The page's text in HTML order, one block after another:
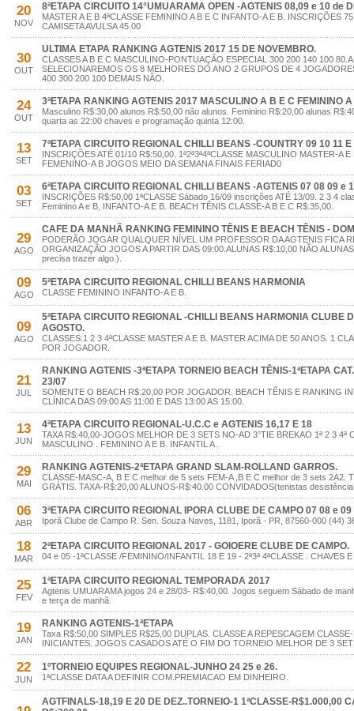
20
NOV
8ªETAPA CIRCUITO 14°UMUARAMA OPEN -AGTENIS 08,09 e 10 de
MASTER A E B 4ªCLASSE FEMININO A B E C INFANTO-A E B. INSCRIÇÕES
CAMISETA AVULSA 45.00
30
OUT
ULTIMA ETAPA RANKING AGTENIS 2017 15 DE NOVEMBRO.
CLASSES A B E C MASCULINO-PONTUAÇÃO ESPECIAL 300 200 140 100
SELECIONAREMOS OS 8 MELHORES DO ANO 2 GRUPOS DE 4
400 300 200 100 DEMAIS NÃO.
24
OUT
3ªETAPA RANKING AGTENIS 2017 MASCULINO A B E C FEMININO
Masculino R$:30,00 alunos R$:50,00 não alunos. Feminino R$:20,00 alunas
quarta as 22:00 chaves e programação quinta 12:00.
13
SET
7ªETAPA CIRCUITO REGIONAL CHILLI BEANS -COUNTRY 09 10 11 E
INSCRIÇÕES ATÉ 01/10 R$:50,00. 1ª2ª3ª4ªCLASSE MASCULINO MASTER-A
FEMENINO-A B JOGOS MEIO DA SEMANA FINAIS FERIAD0
03
SET
6ªETAPA CIRCUITO REGIONAL CHILLI BEANS -AGTENIS 07 08 09 e
INSCRIÇÕES R$:50,00 1ªCLASSE Sábado 16/09 inscrições ATÉ 13/09. 2 3 4
Feminino A e B, INFANTO-A E B. BEACH TÊNIS CLASSE-A B E C R$:35,00.
29
AGO
CAFE DA MANHÃ RANKING FEMININO TÊNIS E BEACH TÊNIS -
PODERÃO JOGAR QUALQUER NÍVEL UM PROFESSOR DA AGTENIS FICA
ORGANIZAÇÃO JOGOS A PARTIR DAS 09:00.ALUNAS R$:10,00 NÃO
precisa trazer algo.).
09
AGO
5ªETAPA CIRCUITO REGIONAL CHILLI BEANS HARMONIA
CLASSE FEMININO INFANTO-A E B.
09
AGO
5ªETAPA CIRCUITO REGIONAL -CHILLI BEANS HARMONIA CLUBE
AGOSTO.
CLASSES:1 2 3 4ªCLASSE MASTER A E B. MASTER ACIMA DE 50 ANOS. 1
POR JOGADOR.
21
JUL
RANKING AGTENIS -3ªETAPA TORNEIO BEACH TÊNIS-1ªETAPA
23/07
SOMENTE O BEACH R$:20,00 POR JOGADOR. BEACH TÊNIS E RANKING
CLÍNICA DAS 09:00 AS 11:00 E DAS 13:00 AS 15:00.
13
JUN
4ªETAPA CIRCUITO REGIONAL-U.C.C e AGTENIS 16,17 E 18
TAXA R$:40,00-JOGOS MELHOR DE 3 SETS NO-AD 3°TIE BREKAO 1ª 2 3 4ª
MASCULINO . FEMININO A E B. INFANTIL A .
29
MAI
RANKING AGTENIS-2ªETAPA GRAND SLAM-ROLLAND GARROS.
CLASSE-MASC-A, B E C melhor de 5 sets FEM-A ,B E C melhor de 3 sets 2A2.
GRÁTIS. TAXA-R$:20,00 ALUNOS-R$:40.00 CONVIDADOS(tenistas
06
ABR
3ªETAPA CIRCUITO REGIONAL IPORA CLUBE DE CAMPO 07 08 e
Iporã Clube de Campo R. Sen. Souza Naves, 1181, Iporã - PR, 87560-000 (44)
18
MAR
2ªETAPA CIRCUITO REGIONAL 2017 - GOIOERE CLUBE DE CAMPO.
04 e 05 -1ªCLASSE /FEMININO/INFANTIL 18 E 19 - 2ª3ª 4ªCLASSE . CHAVES
25
FEV
1ªETAPA CIRCUITO REGIONAL TEMPORADA 2017
Agtenis UMUARAMA jogos 24 e 28/03- R$:40,00. Jogos seguem Sábado de
e terça de manhã.
19
JAN
RANKING AGTENIS-1ªETAPA
Taxa R$:50,00 SIMPLES R$25,00 DUPLAS. CLASSE A REPESCAGEM
INICIANTES. JOGOS CASADOS ATÉ O FIM DO TORNEIO MELHOR DE 3
22
JUN
1ºTORNEIO EQUIPES REGIONAL-JUNHO 24 25 e 26.
1ªCLASSE DATA A DEFINIR COM.PREMIACAO EM DINHEIRO.
AGTFINALS-18,19 E 20 DE DEZ..TORNEIO-1 1ªCLASSE-R$1.000,00